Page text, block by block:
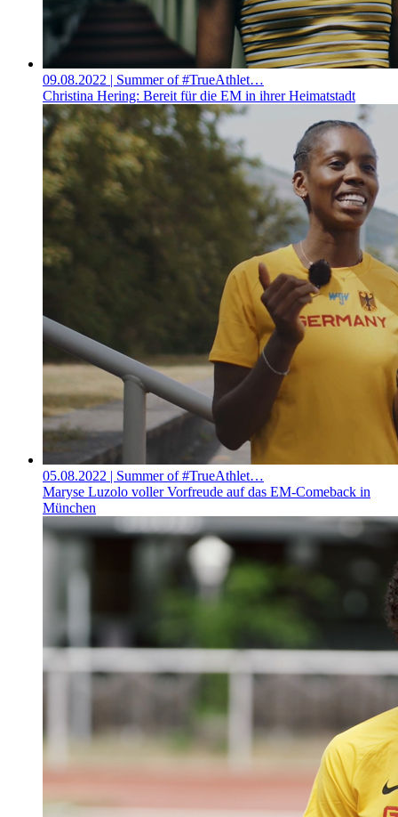
09.08.2022 | Summer of #TrueAthlet…
Christina Hering: Bereit für die EM in ihrer Heimatstadt
05.08.2022 | Summer of #TrueAthlet…
Maryse Luzolo voller Vorfreude auf das EM-Comeback in
München